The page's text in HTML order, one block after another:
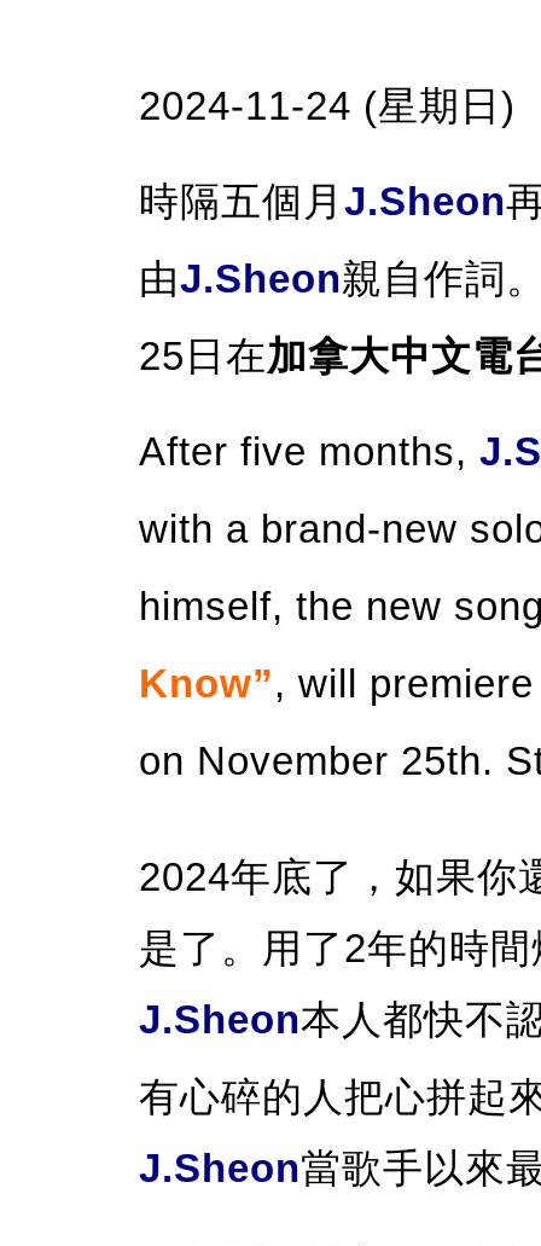
2024-11-24 (星期日)
時隔五個月 J.Sheon
由J.Sheon親自作詞
25日在加拿大中文電
After five months,
with a brand-new
himself, the new
Know”, will
on November 25th.
2024年底了，如果你
是了。用了2年的時
J.Sheon本人都快不
有心碎的人把心拼起
J.Sheon當歌手以來